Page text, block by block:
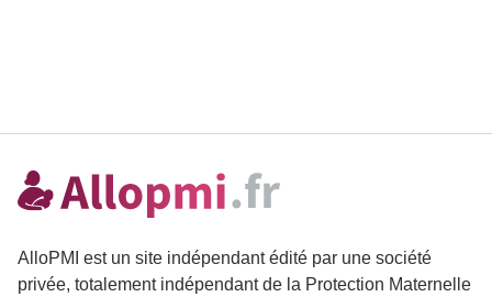
AlloPMI est un site indépendant édité par une société
privée, totalement indépendant de la Protection Maternelle